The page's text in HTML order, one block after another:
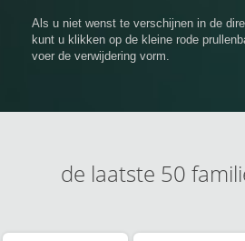
Als u niet wenst te verschijnen in de
kunt u klikken op de kleine rode
voer de verwijdering vorm.
de laatste 50